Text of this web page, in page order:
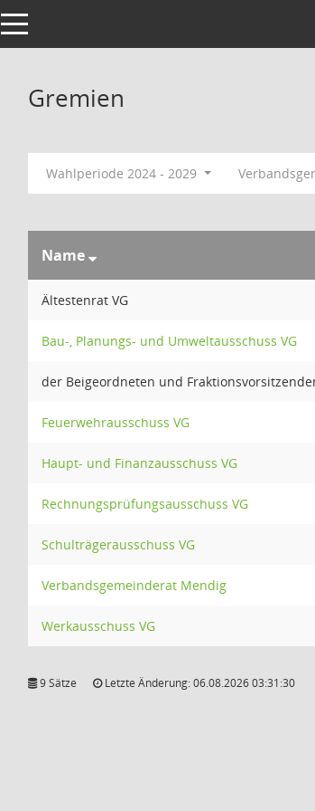
Toggle navigation
Gremien
Wahlperiode 2024 - 2029
Name
Ältestenrat VG
Bau-, Planungs- und Umweltausschuss VG
der Beigeordneten und
Feuerwehrausschuss VG
Haupt- und Finanzausschuss VG
Rechnungsprüfungsausschuss VG
Schulträgerausschuss VG
Verbandsgemeinderat Mendig
Werkausschuss VG
9 Sätze Letzte Änderung: 06.08.2026 03:31:30